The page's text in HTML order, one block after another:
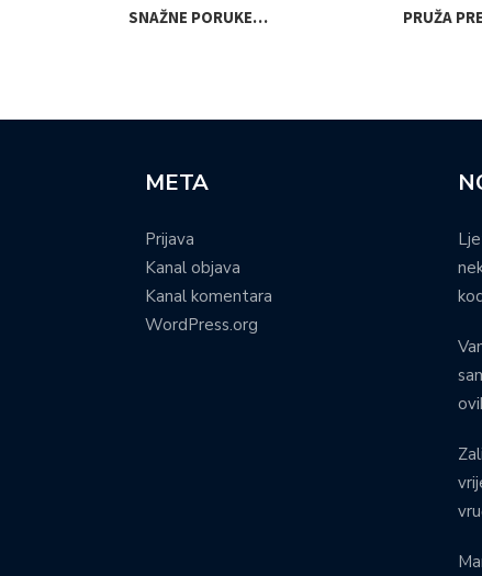
SNAŽNE PORUKE…
PRUŽA
META
Prijava
Kanal objava
Kanal komentara
WordPress.org